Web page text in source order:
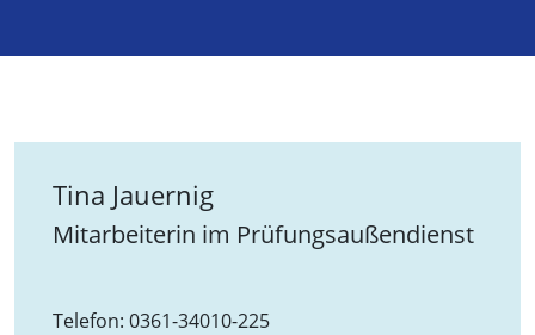
Tina Jauernig
Mitarbeiterin im Prüfungsaußendienst
Telefon: 0361-34010-225